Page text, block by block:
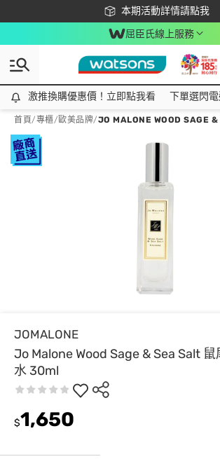
本期活動詳情請點我
下載app最高回饋$350
屈臣氏線上服務
激推換購優惠價！立即點我看
激推換購優惠價！立即點我看 下單選閃
首頁/專櫃/ 歐美品牌/JO MALONE WOOD SAGE
JOMALONE
Jo Malone Wood Sage & Sea Salt
水 30ml
$1,650